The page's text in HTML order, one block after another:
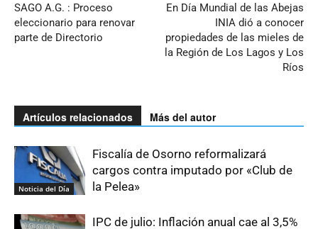
SAGO A.G. : Proceso
eleccionario para renovar
parte de Directorio
En Día Mundial de las Abejas
INIA dió a conocer
propiedades de las mieles de
la Región de Los Lagos y Los
Ríos
Artículos relacionados Más del autor
Noticia del Día
Fiscalía de Osorno reformalizará
cargos contra imputado por «Club de
la Pelea»
IPC de julio: Inflación anual cae al 3,5%